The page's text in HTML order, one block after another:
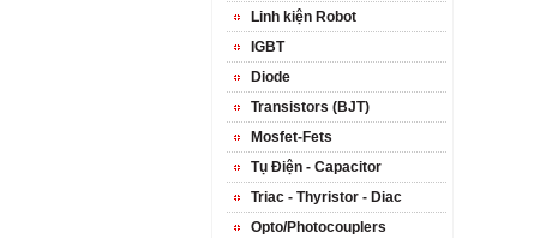
Linh kiện Robot
IGBT
Diode
Transistors (BJT)
Mosfet-Fets
Tụ Điện - Capacitor
Triac - Thyristor - Diac
Opto/Photocouplers